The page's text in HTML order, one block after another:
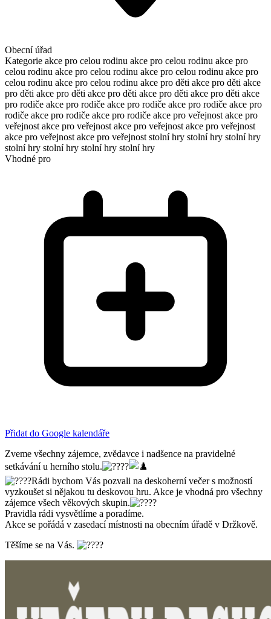
Obecní úřad
Kategorie akce pro celou rodinu akce pro celou rodinu akce pro
celou rodinu akce pro celou rodinu akce pro celou rodinu akce pro
celou rodinu akce pro celou rodinu akce pro děti akce pro děti akce
pro děti akce pro děti akce pro děti akce pro děti akce pro děti akce
pro rodiče akce pro rodiče akce pro rodiče akce pro rodiče akce pro
rodiče akce pro rodiče akce pro rodiče akce pro veřejnost akce pro
veřejnost akce pro veřejnost akce pro veřejnost akce pro veřejnost
akce pro veřejnost akce pro veřejnost stolní hry stolní hry stolní hry
stolní hry stolní hry stolní hry stolní hry
Vhodné pro
Přidat do Google kalendáře
Zveme všechny zájemce, zvědavce i nadšence na pravidelné
setkávání u herního stolu.
Rádi bychom Vás pozvali na deskoherní večer s možností
vyzkoušet si nějakou tu deskovou hru. Akce je vhodná pro všechny
zájemce všech věkových skupin.
Pravidla rádi vysvětlíme a poradíme.
Akce se pořádá v zasedací místnosti na obecním úřadě v Držkově.
Těšíme se na Vás.